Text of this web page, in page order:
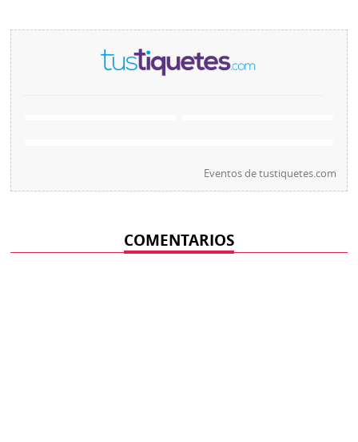
Eventos detustiquetes.com
COMENTARIOS